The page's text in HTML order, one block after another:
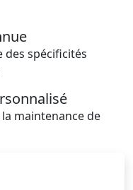
des spécificités
maintenance de